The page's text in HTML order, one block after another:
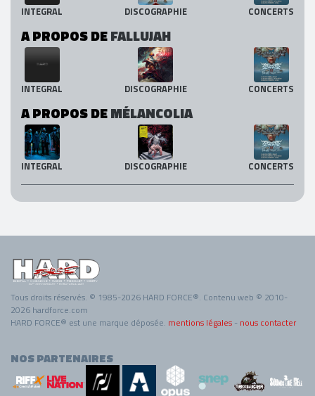
INTEGRAL DISCOGRAPHIE CONCERTS
A PROPOS DEFALLUJAH
INTEGRAL DISCOGRAPHIE CONCERTS
A PROPOS DEMÉLANCOLIA
INTEGRAL DISCOGRAPHIE CONCERTS
Tous droits réservés. © 1985-2026 HARD FORCE®. Contenu web © 2010-
2026 hardforce.com
HARD FORCE® est une marque déposée. mentions légales - nous contacter
NOS PARTENAIRES